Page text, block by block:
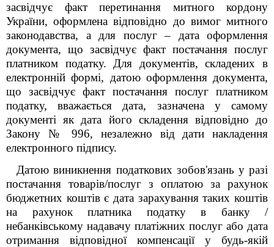
засвідчує факт перетинання митного кордону
України, оформлена відповідно до вимог митного
законодавства, а для послуг – дата оформлення
документа, що засвідчує факт постачання послуг
платником податку. Для документів, складених в
електронній формі, датою оформлення документа,
що засвідчує факт постачання послуг платником
податку, вважається дата, зазначена у самому
документі як дата його складення відповідно до
Закону № 996, незалежно від дати накладення
електронного підпису.
Датою виникнення податкових зобов'язань у разі
постачання товарів/послуг з оплатою за рахунок
бюджетних коштів є дата зарахування таких коштів
на рахунок платника податку в банку /
небанківському надавачу платіжних послуг або дата
отримання відповідної компенсації у будь-якій